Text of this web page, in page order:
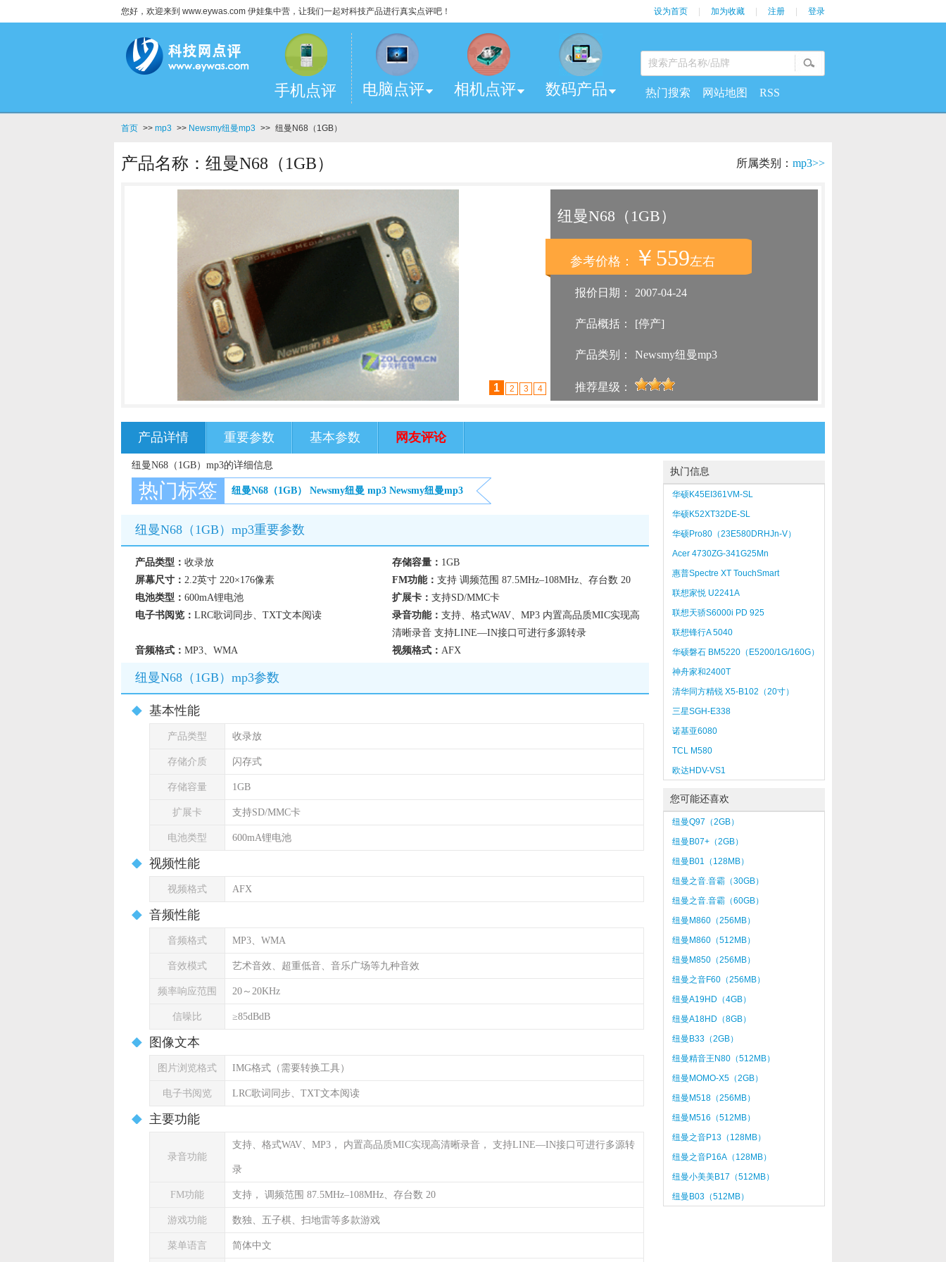
您好，欢迎来到 www.eywas.com 伊娃集中营，让我们一起对科技产品进行真实点评吧！ 设为首页 加为收藏 注册 登录
手机点评 电脑点评 相机点评 数码产品 热门搜索 网站地图 RSS
首页 >> mp3 >> Newsmy纽曼mp3 >> 纽曼N68（1GB）
产品名称：纽曼N68（1GB） 所属类别： mp3>>
1 2 3 4
纽曼N68（1GB）
参考价格： ￥559左右
报价日期： 2007-04-24
产品概括： [停产]
产品类别： Newsmy纽曼mp3
推荐星级：
产品详情 重要参数 基本参数 网友评论
纽曼N68（1GB）mp3的详细信息
热门标签 纽曼N68（1GB） Newsmy纽曼 mp3 Newsmy纽曼mp3
纽曼N68（1GB）mp3重要参数
产品类型： 收录放 存储容量： 1GB
屏幕尺寸： 2.2英寸 220×176像素 FM功能： 支持 调频范围 87.5MHz–108MHz、存台数 20
电池类型： 600mA锂电池 扩展卡： 支持SD/MMC卡
电子书阅览： LRC歌词同步、TXT文本阅读 录音功能： 支持、格式WAV、MP3 内置高品质MIC实现高
清晰录音 支持LINE—IN接口可进行多源转录
音频格式： MP3、WMA 视频格式： AFX
纽曼N68（1GB）mp3参数
基本性能
产品类型 收录放
存储介质 闪存式
存储容量 1GB
扩展卡 支持SD/MMC卡
电池类型 600mA锂电池
视频性能
视频格式 AFX
音频性能
音频格式 MP3、WMA
音效模式 艺术音效、超重低音、音乐广场等九种音效
频率响应范围 20～20KHz
信噪比 ≥85dBdB
图像文本
图片浏览格式 IMG格式（需要转换工具）
电子书阅览 LRC歌词同步、TXT文本阅读
主要功能
录音功能
支持、格式WAV、MP3， 内置高品质MIC实现高清晰录音， 支持LINE—IN接口可进行多源转
录
FM功能 支持， 调频范围 87.5MHz–108MHz、存台数 20
游戏功能 数独、五子棋、扫地雷等多款游戏
菜单语言 简体中文
执门信息
华硕K45EI361VM-SL
华硕K52XT32DE-SL
华硕Pro80（23E580DRHJn-V）
Acer 4730ZG-341G25Mn
惠普Spectre XT TouchSmart
联想家悦 U2241A
联想天骄S6000i PD 925
1024250sGV(R)(W)
联想锋行A 5040
华硕磐石 BM5220（E5200/1G/160G）
神舟家和2400T
清华同方精锐 X5-B102（20寸）
三星SGH-E338
诺基亚6080
TCL M580
欧达HDV-VS1
您可能还喜欢
纽曼Q97（2GB）
纽曼B07+（2GB）
纽曼B01（128MB）
纽曼之音.音霸（30GB）
纽曼之音.音霸（60GB）
纽曼M860（256MB）
纽曼M860（512MB）
纽曼M850（256MB）
纽曼之音F60（256MB）
纽曼A19HD（4GB）
纽曼A18HD（8GB）
纽曼B33（2GB）
纽曼精音王N80（512MB）
纽曼MOMO-X5（2GB）
纽曼M518（256MB）
纽曼M516（512MB）
纽曼之音P13（128MB）
纽曼之音P16A（128MB）
纽曼小美美B17（512MB）
纽曼B03（512MB）